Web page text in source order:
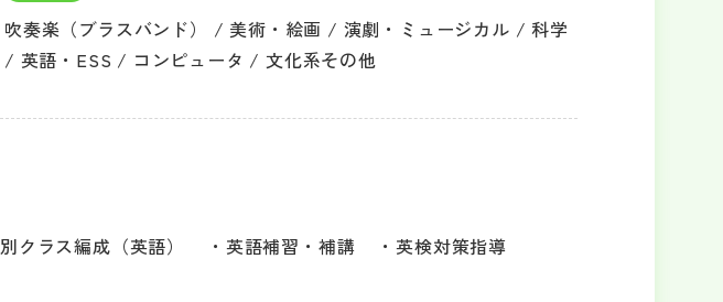
吹奏楽（ブラスバンド） / 美術・絵画 / 演劇・ミュージカル / 科学
/ 英語・ESS / コンピュータ / 文化系その他
クラス編成（英語） 英語補習・補講
英検対策指導